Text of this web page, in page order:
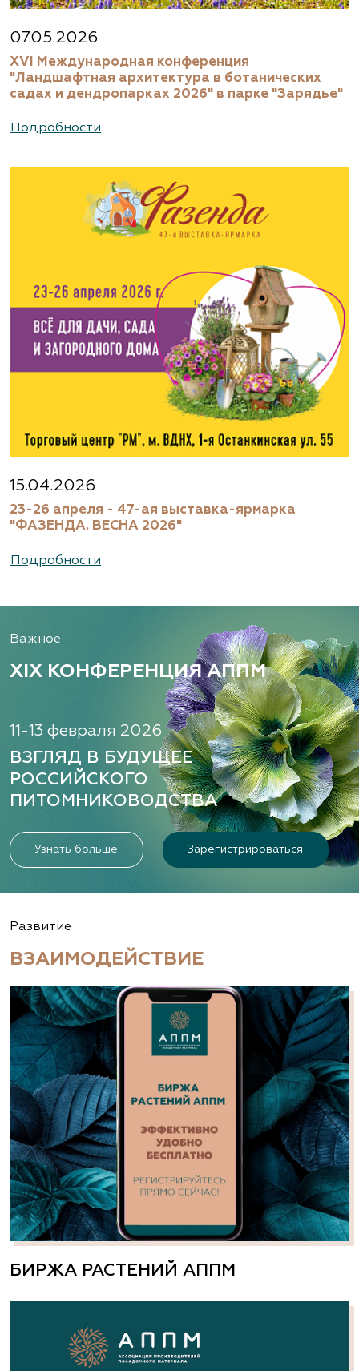
07.05.2026
XVI Международная конференция
"Ландшафтная архитектура в ботанических
садах и дендропарках 2026" в парке "Зарядье"
Подробности
15.04.2026
23-26 апреля - 47-ая выставка-ярмарка
"ФАЗЕНДА. ВЕСНА 2026"
Подробности
Важное
XIX КОНФЕРЕНЦИЯ АППМ
11-13 февраля 2026
ВЗГЛЯД В БУДУЩЕЕ
РОССИЙСКОГО
ПИТОМНИКОВОДСТВА
Узнать больше Зарегистрироваться
Развитие
ВЗАИМОДЕЙСТВИЕ
БИРЖА РАСТЕНИЙ АППМ